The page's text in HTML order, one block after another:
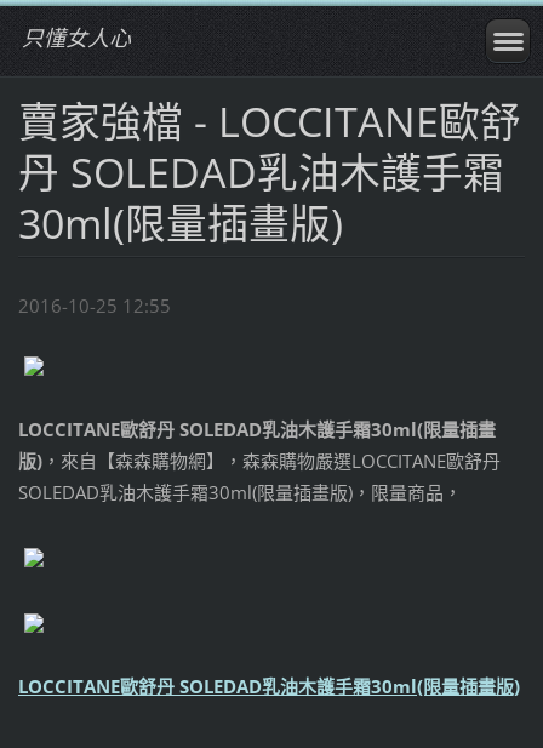
只懂女人心
賣家強檔 - LOCCITANE歐舒
丹 SOLEDAD乳油木護手霜
30ml(限量插畫版)
2016-10-25 12:55
LOCCITANE歐舒丹 SOLEDAD乳油木護手霜30ml(限量插畫
版)，來自【森森購物網】，森森購物嚴選LOCCITANE歐舒丹
SOLEDAD乳油木護手霜30ml(限量插畫版)，限量商品，
LOCCITANE歐舒丹 SOLEDAD乳油木護手霜30ml(限量插畫版)